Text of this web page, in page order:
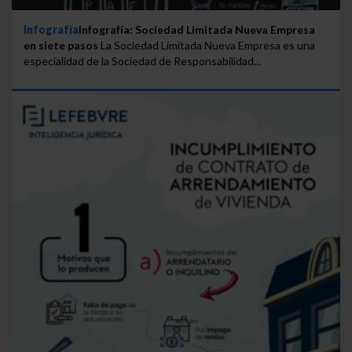
InfografíaInfografía: Sociedad Limitada Nueva Empresa
en siete pasos La Sociedad Limitada Nueva Empresa es una
especialidad de la Sociedad de Responsabilidad...